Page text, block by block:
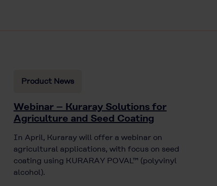
Product News
Webinar – Kuraray Solutions for
Agriculture and Seed Coating
In April, Kuraray will offer a webinar on
agricultural applications, with focus on seed
coating using KURARAY POVAL™ (polyvinyl
alcohol).